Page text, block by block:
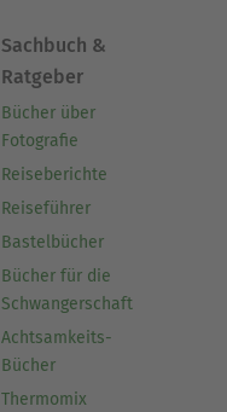
Sachbuch &
Ratgeber
Bücher über
Fotografie
Reiseberichte
Reiseführer
Bastelbücher
Bücher für die
Schwangerschaft
Achtsamkeits-
Bücher
Thermomix